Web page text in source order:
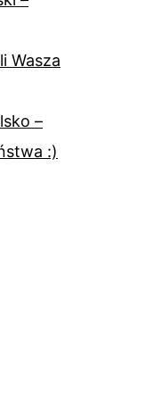
Wasza
–
:)